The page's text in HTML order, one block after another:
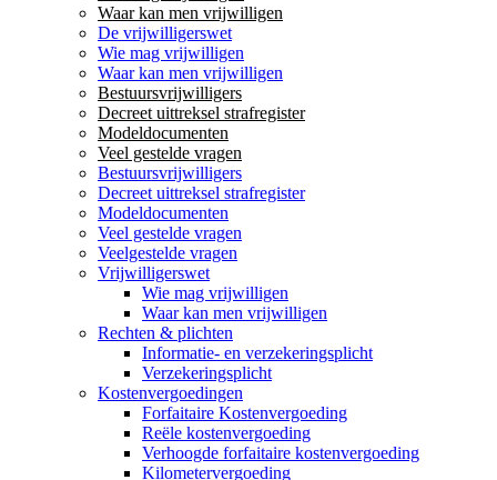
Waar kan men vrijwilligen
De vrijwilligerswet
Wie mag vrijwilligen
Waar kan men vrijwilligen
Bestuursvrijwilligers
Decreet uittreksel strafregister
Modeldocumenten
Veel gestelde vragen
Bestuursvrijwilligers
Decreet uittreksel strafregister
Modeldocumenten
Veel gestelde vragen
Veelgestelde vragen
Vrijwilligerswet
Wie mag vrijwilligen
Waar kan men vrijwilligen
Rechten & plichten
Informatie- en verzekeringsplicht
Verzekeringsplicht
Kostenvergoedingen
Forfaitaire Kostenvergoeding
Reële kostenvergoeding
Verhoogde forfaitaire kostenvergoeding
Kilometervergoeding